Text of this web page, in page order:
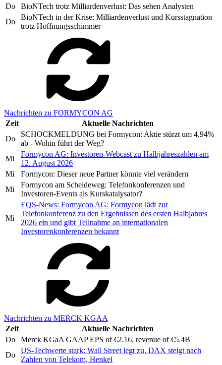
Do
BioNTech trotz Milliardenverlust: Das sehen Analysten
Do
BioNTech in der Krise: Milliardenverlust und Kursstagnation
trotz Hoffnungsschimmer
Nachrichten zu FORMYCON AG
Zeit
Aktuelle Nachrichten
Do
SCHOCKMELDUNG bei Formycon: Aktie stürzt um 4,94%
ab - Wohin führt der Weg?
Mi
Formycon AG: Investoren-Webcast zu Halbjahreszahlen am
12. August 2026
Mi
Formycon: Dieser neue Partner könnte viel verändern
Mi
Formycon am Scheideweg: Telefonkonferenzen und
Investoren-Events als Kurskatalysator?
Mi
EQS-News: Formycon AG: Formycon lädt zur
Telefonkonferenz zu den Ergebnissen des ersten Halbjahres
2026 ein und gibt Teilnahme an internationalen
Investorenkonferenzen bekannt
Nachrichten zu MERCK KGAA
Zeit
Aktuelle Nachrichten
Do
Merck KGaA GAAP EPS of €2.16, revenue of €5.4B
Do
US-Techwerte stark: Wall Street legt zu, DAX steigt nach
Zahlen von Telekom, Henkel